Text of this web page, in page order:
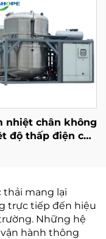
thu hồi dung môi
nhiệt chân không
độ thấp điện cho
thải mang lại
trực tiếp đến hiệu
Những hệ
hành thông